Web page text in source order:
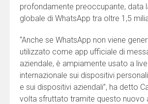
profondamente preoccupante, data
globale di WhatsApp tra oltre 1,5
“Anche se WhatsApp non viene
utilizzato come app ufficiale di
aziendale, è ampiamente usato a
internazionale sui dispositivi
e sui dispositivi aziendali”, ha detto
volta sfruttato tramite questo nuovo